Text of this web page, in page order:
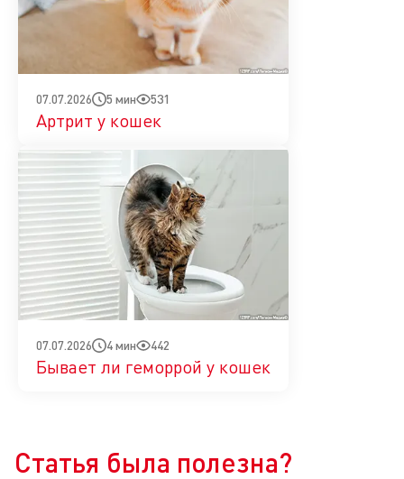
07.07.2026 5 мин 531
Артрит у кошек
07.07.2026 4 мин 442
Бывает ли геморрой у кошек
Статья была полезна?